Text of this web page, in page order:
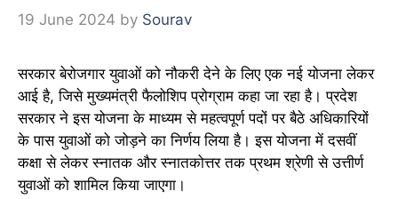
19 June 2024 by Sourav
सरकार बेरोजगार युवाओं को नौकरी देने के लिए एक नई योजना लेकर
आई है, जिसे मुख्यमंत्री फैलोशिप प्रोग्राम कहा जा रहा है। प्रदेश
सरकार ने इस योजना के माध्यम से महत्वपूर्ण पदों पर बैठे अधिकारियों
के पास युवाओं को जोड़ने का निर्णय लिया है। इस योजना में दसवीं
कक्षा से लेकर स्नातक और स्नातकोत्तर तक प्रथम श्रेणी से उत्तीर्ण
युवाओं को शामिल किया जाएगा।